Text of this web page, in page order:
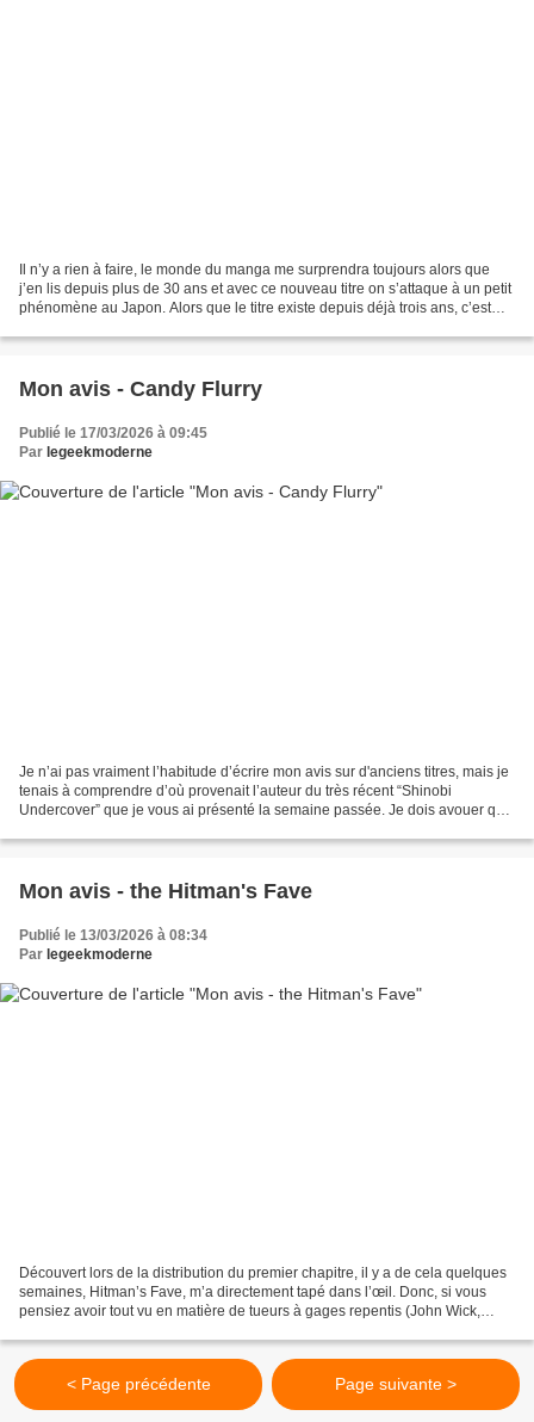
Il n’y a rien à faire, le monde du manga me surprendra toujours alors que
j’en lis depuis plus de 30 ans et avec ce nouveau titre on s’attaque à un petit
phénomène au Japon. Alors que le titre existe depuis déjà trois ans, c’est
Mon avis - Candy Flurry
Publié le 17/03/2026 à 09:45
Par legeekmoderne
Je n’ai pas vraiment l’habitude d’écrire mon avis sur d'anciens titres, mais je
tenais à comprendre d’où provenait l’auteur du très récent “Shinobi
Undercover” que je vous ai présenté la semaine passée. Je dois avouer que
Mon avis - the Hitman's Fave
Publié le 13/03/2026 à 08:34
Par legeekmoderne
Découvert lors de la distribution du premier chapitre, il y a de cela quelques
semaines, Hitman’s Fave, m’a directement tapé dans l’œil. Donc, si vous
pensiez avoir tout vu en matière de tueurs à gages repentis (John Wick,
< Page précédente Page suivante >